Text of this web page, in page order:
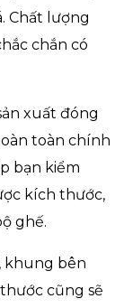
Chất lượng
chắn có
xuất đóng
toàn chính
bạn kiểm
kích thước,
ghế.
khung bên
cũng sẽ